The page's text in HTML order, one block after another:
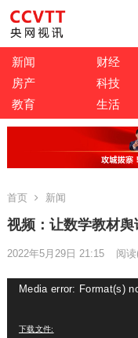
新闻 财经
房产
科技
教育
生活
首页 新闻
视频：让数学教材
2022年5月29日 21:15 阅读
播
Media error: Format(s)
下载文件: